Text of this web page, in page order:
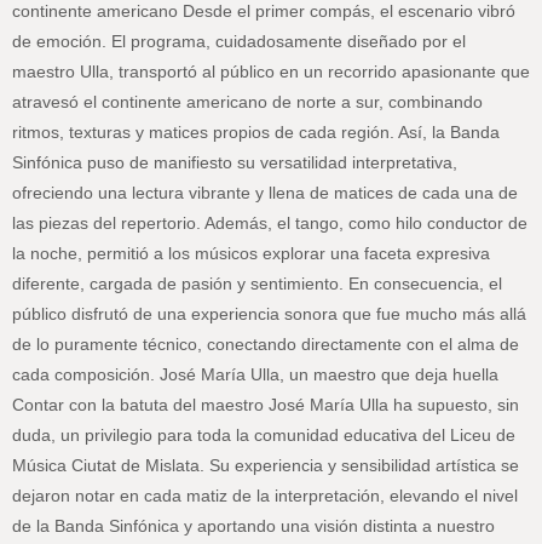
continente americano Desde el primer compás, el escenario vibró
de emoción. El programa, cuidadosamente diseñado por el
maestro Ulla, transportó al público en un recorrido apasionante que
atravesó el continente americano de norte a sur, combinando
ritmos, texturas y matices propios de cada región. Así, la Banda
Sinfónica puso de manifiesto su versatilidad interpretativa,
ofreciendo una lectura vibrante y llena de matices de cada una de
las piezas del repertorio. Además, el tango, como hilo conductor de
la noche, permitió a los músicos explorar una faceta expresiva
diferente, cargada de pasión y sentimiento. En consecuencia, el
público disfrutó de una experiencia sonora que fue mucho más allá
de lo puramente técnico, conectando directamente con el alma de
cada composición. José María Ulla, un maestro que deja huella
Contar con la batuta del maestro José María Ulla ha supuesto, sin
duda, un privilegio para toda la comunidad educativa del Liceu de
Música Ciutat de Mislata. Su experiencia y sensibilidad artística se
dejaron notar en cada matiz de la interpretación, elevando el nivel
de la Banda Sinfónica y aportando una visión distinta a nuestro